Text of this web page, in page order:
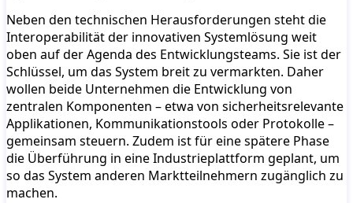
Neben den technischen Herausforderungen steht die
Interoperabilität der innovativen Systemlösung weit
oben auf der Agenda des Entwicklungsteams. Sie ist der
Schlüssel, um das System breit zu vermarkten. Daher
wollen beide Unternehmen die Entwicklung von
zentralen Komponenten – etwa von sicherheitsrelevante
Applikationen, Kommunikationstools oder Protokolle –
gemeinsam steuern. Zudem ist für eine spätere Phase
die Überführung in eine Industrieplattform geplant, um
so das System anderen Marktteilnehmern zugänglich zu
machen.